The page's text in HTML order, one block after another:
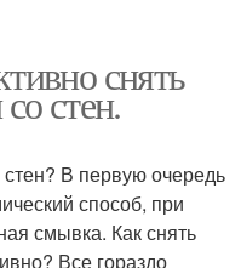
снять
стен.
стен? В первую очередь
способ, при
смывка. Как снять
Все гораздо